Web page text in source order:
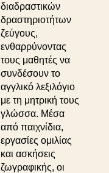
διαδραστικών
δραστηριοτήτων
ζεύγους,
ενθαρρύνοντας
τους μαθητές να
συνδέσουν το
αγγλικό λεξιλόγιο
με τη μητρική τους
γλώσσα. Μέσα
από παιχνίδια,
εργασίες ομιλίας
και ασκήσεις
ζωγραφικής, οι